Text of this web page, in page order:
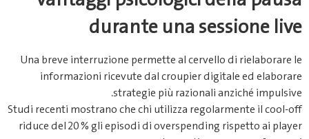
durante una sessione live
Una breve interruzione permette al cervello di rielaborare le
informazioni ricevute dal croupier digitale ed elaborare
strategie più razionali anziché impulsive.
Studi recenti mostrano che chi utilizza regolarmente il cool‑off
riduce del 20 % gli episodi di overspending rispetto ai player